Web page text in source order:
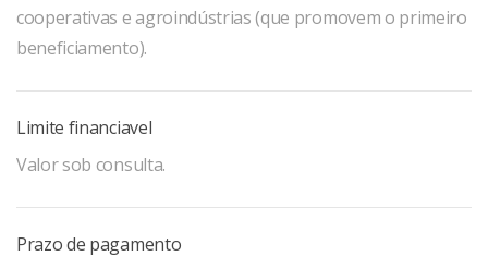
cooperativas e agroindústrias (que promovem o primeiro
beneficiamento).
Limite financiavel
Valor sob consulta.
Prazo de pagamento